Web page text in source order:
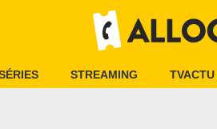
STREAMING TVACTU